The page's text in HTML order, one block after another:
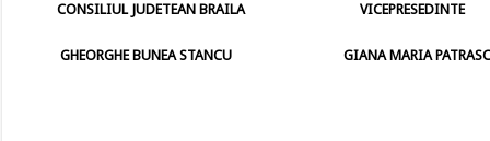
CONSILIUL JUDETEAN BRAILA VICEPRESEDINTE
GHEORGHE BUNEA STANCU GIANA MARIA